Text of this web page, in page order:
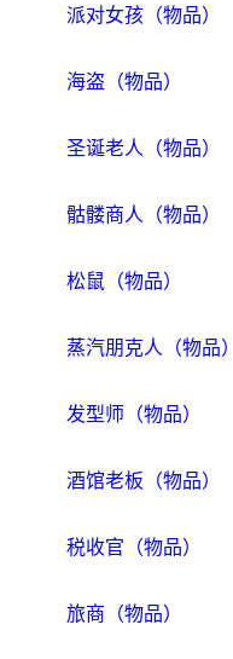
派对女孩（物品）
海盗（物品）
圣诞老人（物品）
骷髅商人（物品）
松鼠（物品）
蒸汽朋克人（物品）
发型师（物品）
酒馆老板（物品）
税收官（物品）
旅商（物品）